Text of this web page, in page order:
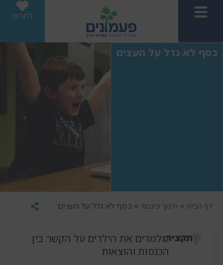
לתרום
כסף לא גדל על העצים
דף הבית » חינוך פיננסי » כסף לא גדל על העצים
תקציר:מלמדים את הילדים על הקשר בין
הכנסות והוצאות